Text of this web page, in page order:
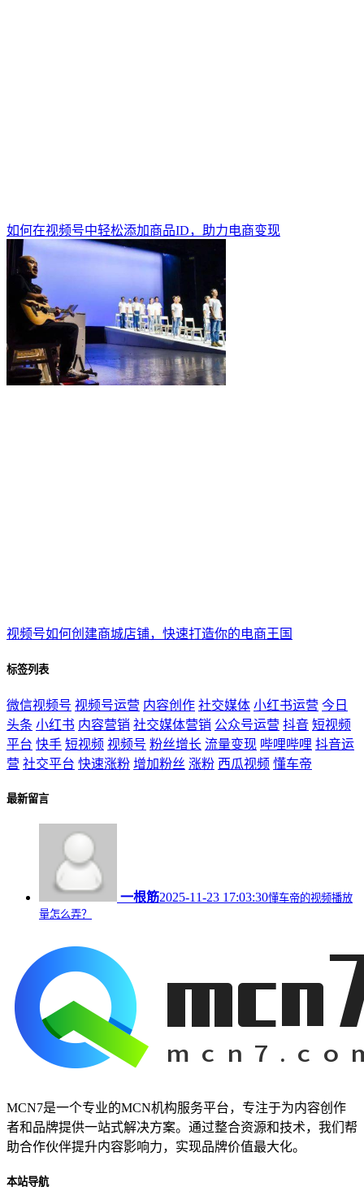
如何在视频号中轻松添加商品ID，助力电商变现
视频号如何创建商城店铺，快速打造你的电商王国
标签列表
微信视频号 视频号运营 内容创作 社交媒体 小红书运营 今日
头条 小红书 内容营销 社交媒体营销 公众号运营 抖音 短视频
平台 快手 短视频 视频号 粉丝增长 流量变现 哔哩哔哩 抖音运
营 社交平台 快速涨粉 增加粉丝 涨粉 西瓜视频 懂车帝
最新留言
一根筋2025-11-23 17:03:30懂车帝的视频播放
量怎么弄？
MCN7是一个专业的MCN机构服务平台，专注于为内容创作
者和品牌提供一站式解决方案。通过整合资源和技术，我们帮
助合作伙伴提升内容影响力，实现品牌价值最大化。
本站导航